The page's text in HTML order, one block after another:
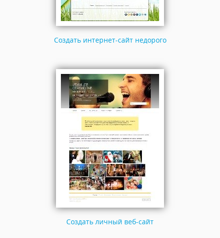
Создать интернет-сайт недорого
Создать личный веб-сайт